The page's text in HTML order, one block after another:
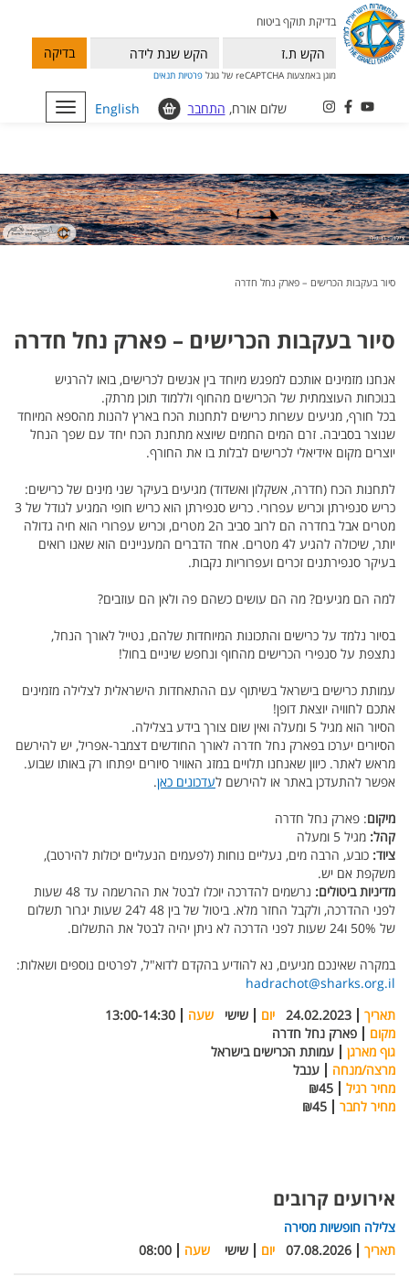
בדיקת תוקף ביטוח
בדיקה
מוגן באמצעות reCAPTCHA של גוגל פרטיות תנאים
Toggle
navigation
English שלום אורח, התחבר
סיור בעקבות הכרישים – פארק נחל חדרה
סיור בעקבות הכרישים – פארק נחל חדרה
אנחנו מזמינים אותכם למפגש מיוחד בין אנשים לכרישים, בואו להרגיש
בנוכחות העוצמתית של הכרישים מהחוף וללמוד תוכן מרתק.
בכל חורף, מגיעים עשרות כרישים לתחנות הכח בארץ להנות מהספא המיוחד
שנוצר בסביבה. זרם המים החמים שיוצא מתחנת הכח יחד עם שפך הנחל
יוצרים מקום אידיאלי לכרישים לבלות בו את החורף.
לתחנות הכח (חדרה, אשקלון ואשדוד) מגיעים בעיקר שני מינים של כרישים:
כריש סנפירתן וכריש עפרורי. כריש סנפירתן הוא כריש חופי המגיע לגודל של 3
מטרים אבל בחדרה הם לרוב סביב ה2 מטרים, וכריש עפרורי הוא חיה גדולה
יותר, שיכולה להגיע ל4 מטרים. אחד הדברים המעניינים הוא שאנו רואים
בעיקר סנפירתנים זכרים ועפרוריות נקבות.
למה הם מגיעים? מה הם עושים כשהם פה ולאן הם עוזבים?
בסיור נלמד על כרישים והתכונות המיוחדות שלהם, נטייל לאורך הנחל,
נתצפת על סנפירי הכרישים מהחוף ונחפש שיניים בחול!
עמותת כרישים בישראל בשיתוף עם ההתאחדות הישראלית לצלילה מזמינים
אתכם לחוויה יוצאת דופן!
הסיור הוא מגיל 5 ומעלה ואין שום צורך בידע בצלילה.
הסיורים יערכו בפארק נחל חדרה לאורך החודשים דצמבר-אפריל, יש להירשם
מראש לאתר. כיוון שאנחנו תלויים במזג האוויר סיורים יפתחו רק באותו שבוע.
אפשר להתעדכן באתר או להירשם לעדכונים כאן.
מיקום: פארק נחל חדרה
קהל: מגיל 5 ומעלה
ציוד: כובע, הרבה מים, נעליים נוחות (לפעמים הנעליים יכולות להירטב),
משקפת אם יש.
מדיניות ביטולים:
נרשמים להדרכה יוכלו לבטל את ההרשמה עד 48 שעות
לפני ההדרכה, ולקבל החזר מלא. ביטול של בין 48 ל24 שעות יגרור תשלום
של 50% ו24 שעות לפני הדרכה לא ניתן יהיה לבטל את התשלום.
במקרה שאינכם מגיעים, נא להודיע בהקדם לדוא"ל, לפרטים נוספים ושאלות:
hadrachot@sharks.org.il
תאריך
24.02.2023 יום שישי שעה
13:00-14:30
מקום
פארק נחל חדרה
גוף מארגן
עמותת הכרישים בישראל
מרצה/מנחה
ענבל
מחיר רגיל
₪45
מחיר לחבר
₪45
אירועים קרובים
צלילה חופשיות מסירה
תאריך
07.08.2026 יום שישי שעה 08:00